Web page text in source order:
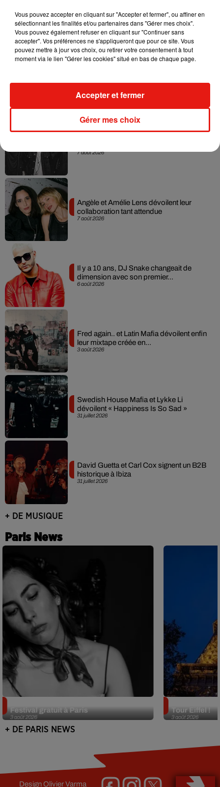
du syndicat des transports est de réfléchir à la reconversion
des parkings vides mais proches de noeuds routiers et de
correspondances, d’en labelliser certains et de les
transformer en partie, en hub de covoiturage.
7 août 2026
7 août 2026
Angèle et Amélie Lens dévoilent leur
collaboration tant attendue
6 août 2026
Il y a 10 ans, DJ Snake changeait de
dimension avec son premier...
3 août 2026
Fred again.. et Latin Mafia dévoilent enfin
leur mixtape créée en...
31 juillet 2026
Swedish House Mafia et Lykke Li
dévoilent « Happiness Is So Sad »
31 juillet 2026
David Guetta et Carl Cox signent un B2B
historique à Ibiza
+ DE MUSIQUE
Paris News
3 août 2026
Festival gratuit à Paris
3 août 2026
Tour Eiffel !
+ DE PARIS NEWS
DesignOlivier Varma
Vous pouvez accepter en cliquant sur "Accepter et fermer", ou affiner en
sélectionnant les finalités et/ou partenaires dans "Gérer mes choix".
Vous pouvez également refuser en cliquant sur "Continuer sans
accepter". Vos préférences ne s'appliqueront que pour ce site. Vous
pouvez mettre à jour vos choix, ou retirer votre consentement à tout
moment via le lien "Gérer les cookies" situé en bas de chaque page.
Gérer mes choix
Accepter et fermer